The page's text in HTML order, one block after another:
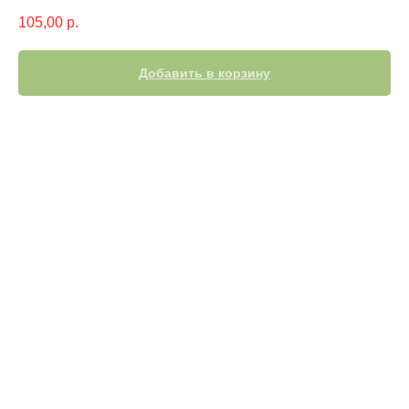
105,00 р.
Добавить в корзину